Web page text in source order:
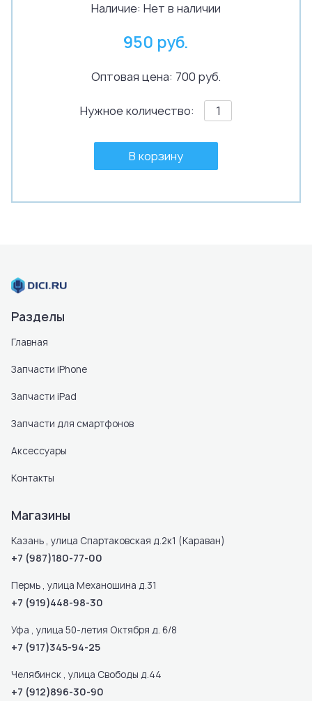
Наличие: Нет в наличии
950 руб.
Оптовая цена: 700 руб.
Нужное количество:
В корзину
Разделы
Главная
Запчасти iPhone
Запчасти iPad
Запчасти для смартфонов
Аксессуары
Контакты
Магазины
Казань , улица Спартаковская д.2к1 (Караван)
+7 (987)180-77-00
Пермь , улица Механошина д.31
+7 (919)448-98-30
Уфа , улица 50-летия Октября д. 6/8
+7 (917)345-94-25
Челябинск , улица Свободы д.44
+7 (912)896-30-90